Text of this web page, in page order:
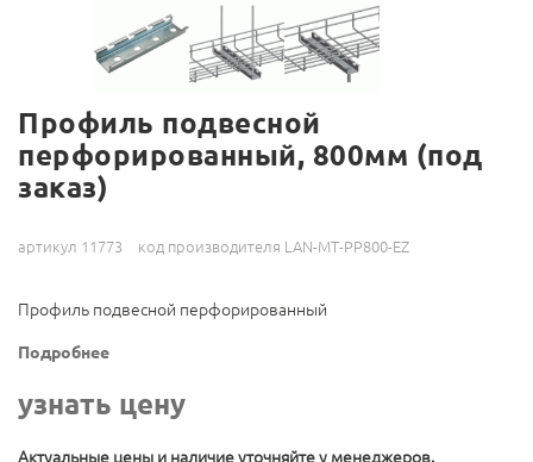
Профиль подвесной
перфорированный, 800мм (под
заказ)
артикул 11773 код производителя LAN-MT-PP800-EZ
Профиль подвесной перфорированный
Подробнее
узнать цену
Актуальные цены и наличие уточняйте у менеджеров.